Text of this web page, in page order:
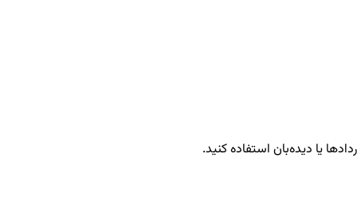
یا دیده‌بان استفاده کنید.